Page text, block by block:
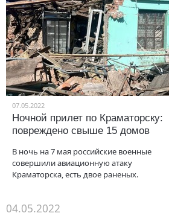
07.05.2022
Ночной прилет по Краматорску:
повреждено свыше 15 домов
В ночь на 7 мая российские военные
совершили авиационную атаку
Краматорска, есть двое раненых.
04.05.2022